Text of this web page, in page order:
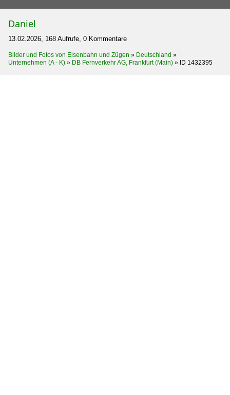
Daniel
13.02.2026, 168 Aufrufe, 0 Kommentare
Bilder und Fotos von Eisenbahn und Zügen » Deutschland »
Unternehmen (A - K) » DB Fernverkehr AG, Frankfurt (Main) » ID 1432395